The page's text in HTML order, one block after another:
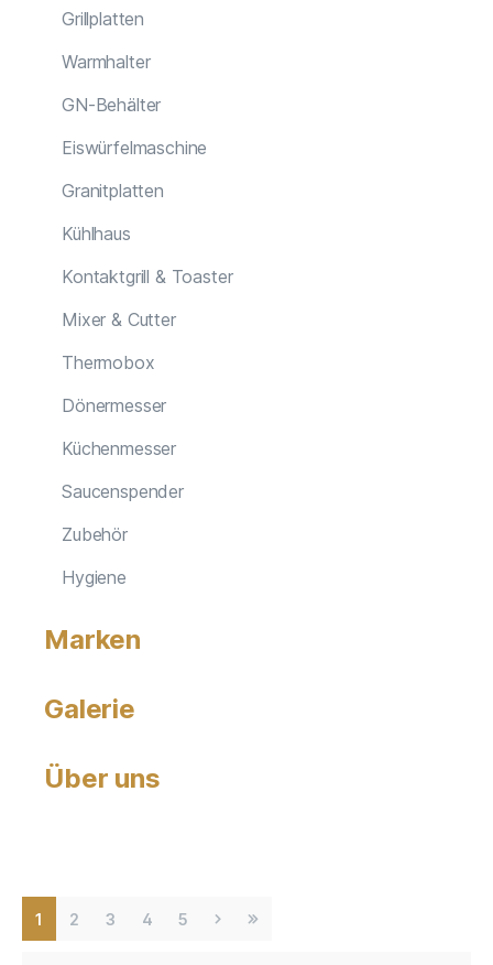
Grillplatten
Warmhalter
GN-Behälter
Eiswürfelmaschine
Granitplatten
Kühlhaus
Kontaktgrill & Toaster
Mixer & Cutter
Thermobox
Dönermesser
Küchenmesser
Saucenspender
Zubehör
Hygiene
Marken
Galerie
Über uns
1 2 3 4 5